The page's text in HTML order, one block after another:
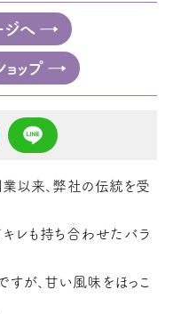
ジへ
ップ
業以来、弊社の伝統を受
キレも持ち合わせたバラ
すが、甘い風味をほっこ